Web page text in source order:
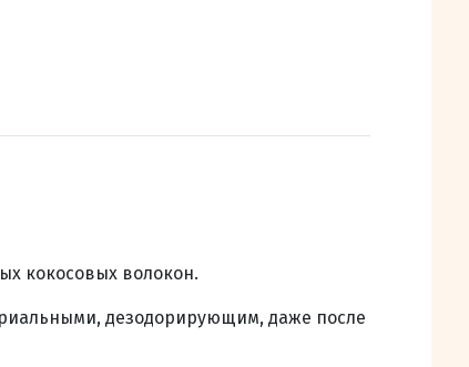
кокосовых волокон.
дезодорирующим, даже после